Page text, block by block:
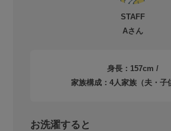
STAFF
Aさん
身長：157cm /
家族構成：4人家族（夫・子
お洗濯すると